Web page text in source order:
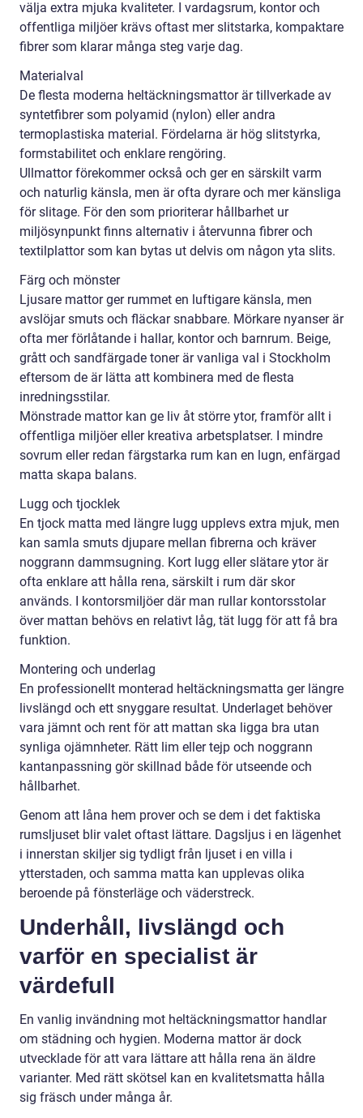
välja extra mjuka kvaliteter. I vardagsrum, kontor och
offentliga miljöer krävs oftast mer slitstarka, kompaktare
fibrer som klarar många steg varje dag.
Materialval
De flesta moderna heltäckningsmattor är tillverkade av
syntetfibrer som polyamid (nylon) eller andra
termoplastiska material. Fördelarna är hög slitstyrka,
formstabilitet och enklare rengöring.
Ullmattor förekommer också och ger en särskilt varm
och naturlig känsla, men är ofta dyrare och mer känsliga
för slitage. För den som prioriterar hållbarhet ur
miljösynpunkt finns alternativ i återvunna fibrer och
textilplattor som kan bytas ut delvis om någon yta slits.
Färg och mönster
Ljusare mattor ger rummet en luftigare känsla, men
avslöjar smuts och fläckar snabbare. Mörkare nyanser är
ofta mer förlåtande i hallar, kontor och barnrum. Beige,
grått och sandfärgade toner är vanliga val i Stockholm
eftersom de är lätta att kombinera med de flesta
inredningsstilar.
Mönstrade mattor kan ge liv åt större ytor, framför allt i
offentliga miljöer eller kreativa arbetsplatser. I mindre
sovrum eller redan färgstarka rum kan en lugn, enfärgad
matta skapa balans.
Lugg och tjocklek
En tjock matta med längre lugg upplevs extra mjuk, men
kan samla smuts djupare mellan fibrerna och kräver
noggrann dammsugning. Kort lugg eller slätare ytor är
ofta enklare att hålla rena, särskilt i rum där skor
används. I kontorsmiljöer där man rullar kontorsstolar
över mattan behövs en relativt låg, tät lugg för att få bra
funktion.
Montering och underlag
En professionellt monterad heltäckningsmatta ger längre
livslängd och ett snyggare resultat. Underlaget behöver
vara jämnt och rent för att mattan ska ligga bra utan
synliga ojämnheter. Rätt lim eller tejp och noggrann
kantanpassning gör skillnad både för utseende och
hållbarhet.
Genom att låna hem prover och se dem i det faktiska
rumsljuset blir valet oftast lättare. Dagsljus i en lägenhet
i innerstan skiljer sig tydligt från ljuset i en villa i
ytterstaden, och samma matta kan upplevas olika
beroende på fönsterläge och väderstreck.
Underhåll, livslängd och
varför en specialist är
värdefull
En vanlig invändning mot heltäckningsmattor handlar
om städning och hygien. Moderna mattor är dock
utvecklade för att vara lättare att hålla rena än äldre
varianter. Med rätt skötsel kan en kvalitetsmatta hålla
sig fräsch under många år.